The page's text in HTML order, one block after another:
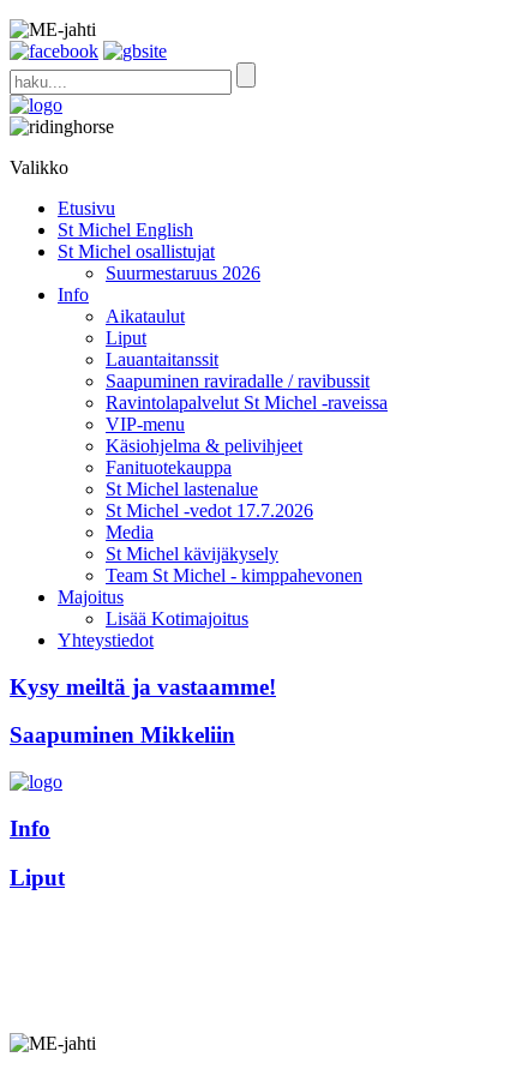
Valikko
Etusivu
St Michel English
St Michel osallistujat
Suurmestaruus 2026
Info
Aikataulut
Liput
Lauantaitanssit
Saapuminen raviradalle / ravibussit
Ravintolapalvelut St Michel -raveissa
VIP-menu
Käsiohjelma & pelivihjeet
Fanituotekauppa
St Michel lastenalue
St Michel -vedot 17.7.2026
Media
St Michel kävijäkysely
Team St Michel - kimppahevonen
Majoitus
Lisää Kotimajoitus
Yhteystiedot
Kysy meiltä ja vastaamme!
Saapuminen Mikkeliin
Info
Liput